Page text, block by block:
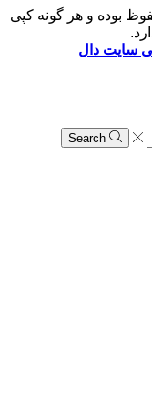
بوده و هر گونه کپی
سایت دال
Search